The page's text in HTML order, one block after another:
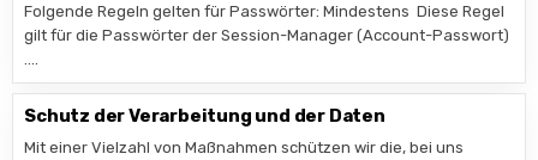
Folgende Regeln gelten für Passwörter: Mindestens Diese Regel
gilt für die Passwörter der Session-Manager (Account-Passwort)
Schutz der Verarbeitung und der Daten
Mit einer Vielzahl von Maßnahmen schützen wir die, bei uns